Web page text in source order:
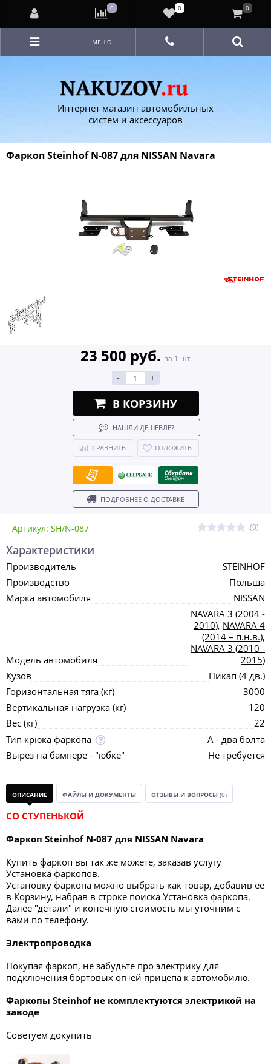
Интернет магазин автомобильных
систем и аксессуаров
МЕНЮ
Фаркоп Steinhof N-087 для NISSAN Navara
Артикул: SH/N-087 (0)
23 500 руб. за 1 шт
- +
В КОРЗИНУ
НАШЛИ ДЕШЕВЛЕ?
СРАВНИТЬ ОТЛОЖИТЬ
ПОДРОБНЕЕ О ДОСТАВКЕ
Характеристики
Производитель
STEINHOF
Производство
Польша
Марка автомобиля
NISSAN
Модель автомобиля
NAVARA 3 (2004 -
2010), NAVARA 4
(2014 – п.н.в.),
NAVARA 3 (2010 -
2015)
Кузов
Пикап (4 дв.)
Горизонтальная тяга (кг)
3000
Вертикальная нагрузка (кг)
120
Вес (кг)
22
Тип крюка фаркопа
А - два болта
Вырез на бампере - "юбке"
Не требуется
ОПИСАНИЕ ФАЙЛЫ И ДОКУМЕНТЫ ОТЗЫВЫ И ВОПРОСЫ (0)
СО СТУПЕНЬКОЙ
Фаркоп Steinhof N-087 для NISSAN Navara
Купить фаркоп вы так же можете, заказав услугу
Установка фаркопов.
Установку фаркопа можно выбрать как товар, добавив её
в Корзину, набрав в строке поиска Установка фаркопа.
Далее "детали" и конечную стоимость мы уточним с
вами по телефону.
Электропроводка
Покупая фаркоп, не забудьте про электрику для
подключения бортовых огней прицепа к автомобилю.
Фаркопы Steinhofне комплектуются электрикой на
заводе
Советуем докупить
0 0 0